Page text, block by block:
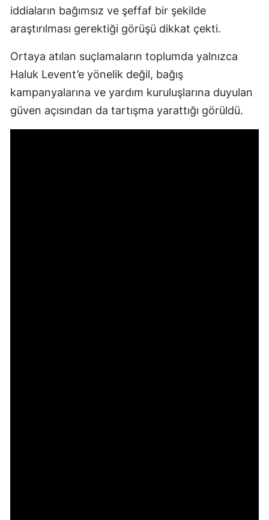
iddiaların bağımsız ve şeffaf bir şekilde
araştırılması gerektiği görüşü dikkat çekti.
Ortaya atılan suçlamaların toplumda yalnızca
Haluk Levent’e yönelik değil, bağış
kampanyalarına ve yardım kuruluşlarına duyulan
güven açısından da tartışma yarattığı görüldü.